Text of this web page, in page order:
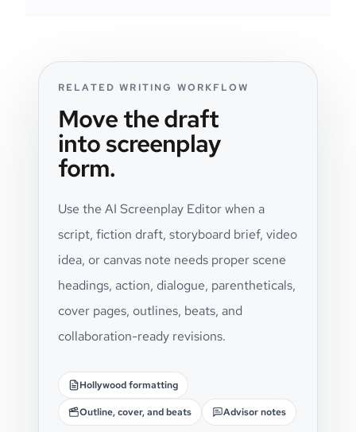
RELATED WRITING WORKFLOW
Move the draft
into screenplay
form.
Use the AI Screenplay Editor when a
script, fiction draft, storyboard brief, video
idea, or canvas note needs proper scene
headings, action, dialogue, parentheticals,
cover pages, outlines, beats, and
collaboration-ready revisions.
Hollywood formatting
Outline, cover, and beats Advisor notes